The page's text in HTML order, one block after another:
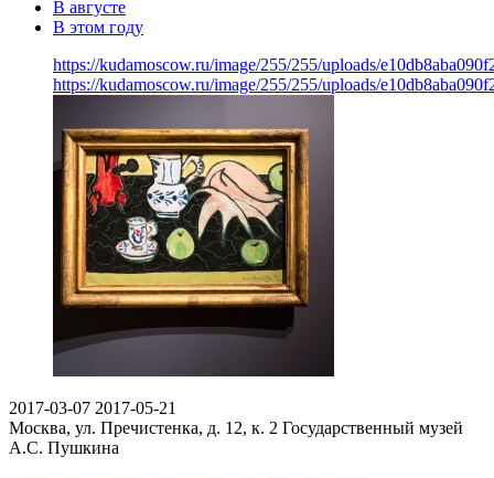
В августе
В этом году
https://kudamoscow.ru/image/255/255/uploads/
https://kudamoscow.ru/image/255/255/uploads/
2017-03-07 2017-05-21
Москва, ул. Пречистенка, д. 12, к. 2 Государственный музей
А.С. Пушкина